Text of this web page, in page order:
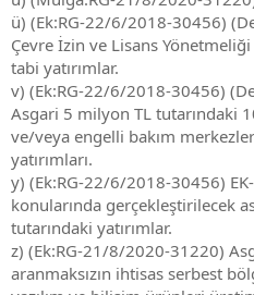
ü) (Ek:RG-22/6/2018-30456)
Çevre İzin ve Lisans
tabi yatırımlar.
v) (Ek:RG-22/6/2018-30456)
Asgari 5 milyon TL tutarındaki
ve/veya engelli bakım
yatırımları.
y) (Ek:RG-22/6/2018-30456) EK-
konularında gerçekleştirilecek
tutarındaki yatırımlar.
z) (Ek:RG-21/8/2020-31220)
aranmaksızın ihtisas serbest